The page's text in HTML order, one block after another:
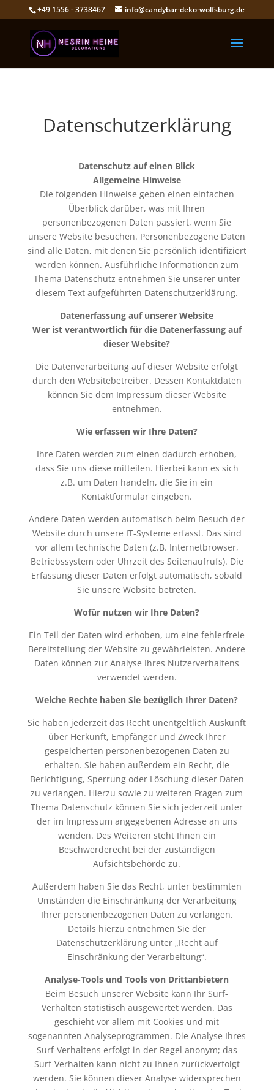
+49 1556 - 3738467 info@candybar-deko-wolfsburg.de
Datenschutzerklärung
Datenschutz auf einen Blick
Allgemeine Hinweise
Die folgenden Hinweise geben einen einfachen
Überblick darüber, was mit Ihren
personenbezogenen Daten passiert, wenn Sie
unsere Website besuchen. Personenbezogene Daten
sind alle Daten, mit denen Sie persönlich identifiziert
werden können. Ausführliche Informationen zum
Thema Datenschutz entnehmen Sie unserer unter
diesem Text aufgeführten Datenschutzerklärung.
Datenerfassung auf unserer Website
Wer ist verantwortlich für die Datenerfassung auf
dieser Website?
Die Datenverarbeitung auf dieser Website erfolgt
durch den Websitebetreiber. Dessen Kontaktdaten
können Sie dem Impressum dieser Website
entnehmen.
Wie erfassen wir Ihre Daten?
Ihre Daten werden zum einen dadurch erhoben,
dass Sie uns diese mitteilen. Hierbei kann es sich
z.B. um Daten handeln, die Sie in ein
Kontaktformular eingeben.
Andere Daten werden automatisch beim Besuch der
Website durch unsere IT-Systeme erfasst. Das sind
vor allem technische Daten (z.B. Internetbrowser,
Betriebssystem oder Uhrzeit des Seitenaufrufs). Die
Erfassung dieser Daten erfolgt automatisch, sobald
Sie unsere Website betreten.
Wofür nutzen wir Ihre Daten?
Ein Teil der Daten wird erhoben, um eine fehlerfreie
Bereitstellung der Website zu gewährleisten. Andere
Daten können zur Analyse Ihres Nutzerverhaltens
verwendet werden.
Welche Rechte haben Sie bezüglich Ihrer Daten?
Sie haben jederzeit das Recht unentgeltlich Auskunft
über Herkunft, Empfänger und Zweck Ihrer
gespeicherten personenbezogenen Daten zu
erhalten. Sie haben außerdem ein Recht, die
Berichtigung, Sperrung oder Löschung dieser Daten
zu verlangen. Hierzu sowie zu weiteren Fragen zum
Thema Datenschutz können Sie sich jederzeit unter
der im Impressum angegebenen Adresse an uns
wenden. Des Weiteren steht Ihnen ein
Beschwerderecht bei der zuständigen
Aufsichtsbehörde zu.
Außerdem haben Sie das Recht, unter bestimmten
Umständen die Einschränkung der Verarbeitung
Ihrer personenbezogenen Daten zu verlangen.
Details hierzu entnehmen Sie der
Datenschutzerklärung unter „Recht auf
Einschränkung der Verarbeitung“.
Analyse-Tools und Tools von Drittanbietern
Beim Besuch unserer Website kann Ihr Surf-
Verhalten statistisch ausgewertet werden. Das
geschieht vor allem mit Cookies und mit
sogenannten Analyseprogrammen. Die Analyse Ihres
Surf-Verhaltens erfolgt in der Regel anonym; das
Surf-Verhalten kann nicht zu Ihnen zurückverfolgt
werden. Sie können dieser Analyse widersprechen